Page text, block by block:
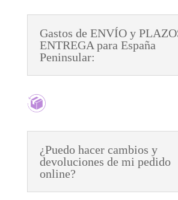
Gastos de ENVÍO y
ENTREGA para España
Peninsular:
¿Puedo hacer cambios y
devoluciones de mi pedido
online?